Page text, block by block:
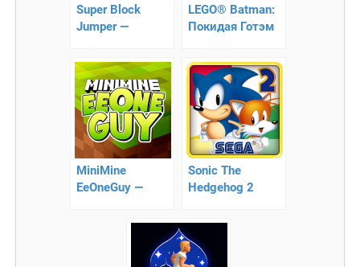
Super Block
Jumper —
по столбикам
LEGO® Batman:
Покидая Готэм
MiniMine
EeOneGuy —
преодолеть все
препятствия!
Sonic The
Hedgehog 2